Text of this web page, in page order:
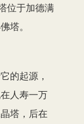
位于加德满
塔。
的起源，
人寿一万
塔，后在